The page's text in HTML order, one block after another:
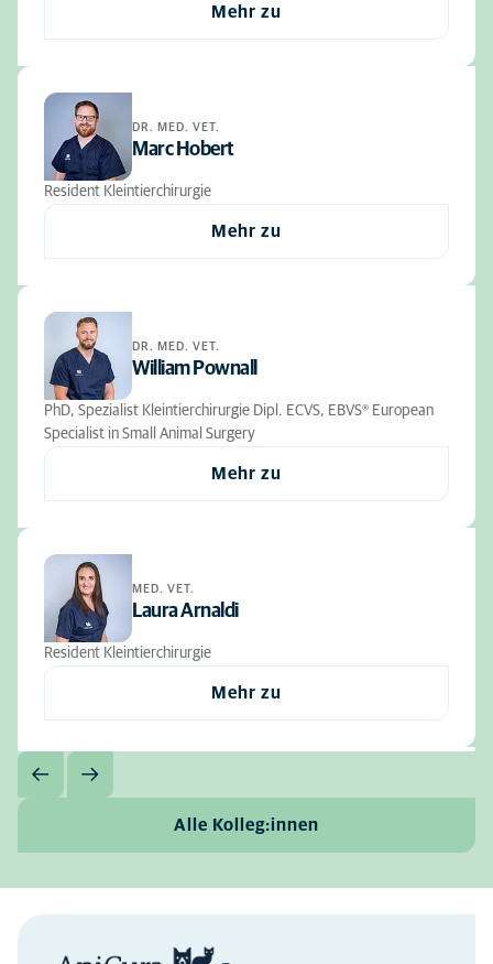
Mehr zu
DR. MED. VET.
Marc Hobert
Resident Kleintierchirurgie
Mehr zu
DR. MED. VET.
William Pownall
PhD, Spezialist Kleintierchirurgie Dipl. ECVS, EBVS® European
Specialist in Small Animal Surgery
Mehr zu
MED. VET.
Laura Arnaldi
Resident Kleintierchirurgie
Mehr zu
Alle Kolleg:innen